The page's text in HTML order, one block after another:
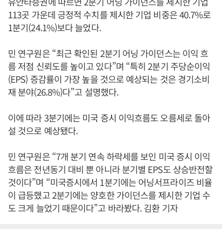
113곳 가운데 긍정적 수치를 제시한 기업 비중은 40.7%로
1분기(24.1%)보다 늘었다.
민 연구원은 “최근 확인된 2분기 어닝 가이던스는 이익 흐
름 저점 신뢰도를 높이고 있다”며 “특히 2분기 주당순이익
(EPS) 증감률이 가장 높을 것으로 예상되는 것은 경기소비
재 분야(26.8%)다”고 설명했다.
이에 따라 3분기에는 미국 증시 이익흐름도 오름세로 돌아
설 것으로 예상됐다.
민 연구원은 “7개 분기 연속 하락세를 보인 미국 증시 이익
흐름은 전년동기 대비 뿐 아니라 분기별 EPS도 상승반전할
것이다”며 “미국증시에서 1분기에는 어닝서프라이즈 비율
이 급등했고 2분기에는 양호한 가이던스를 제시한 기업 수
도 크게 늘었기 때문이다”고 바라봤다. 김환 기자